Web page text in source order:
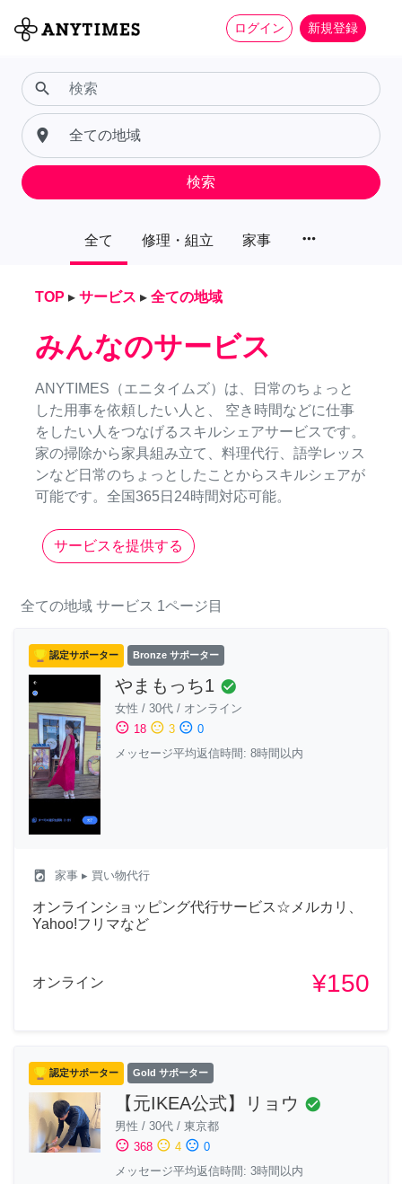
ログイン 新規登録
全て 修理・組立 家事 more_horiz
search
place
検索
TOP ▸ サービス ▸ 全ての地域
みんなのサービス
ANYTIMES（エニタイムズ）は、日常のちょっと
した用事を依頼したい人と、 空き時間などに仕事
をしたい人をつなげるスキルシェアサービスです。
家の掃除から家具組み立て、料理代行、語学レッス
ンなど日常のちょっとしたことからスキルシェアが
可能です。全国365日24時間対応可能。
サービスを提供する
全ての地域 サービス 1ページ目
認定サポーター Bronze サポーター
やまもっち1 check_circle
女性 / 30代 / オンライン
sentiment_satisfied 18 sentiment_neutral 3 sentiment_dissatisfied 0
メッセージ平均返信時間: 8時間以内
local_laundry_service 家事 ▸ 買い物代行
オンラインショッピング代行サービス☆メルカリ、
Yahoo!フリマなど
オンライン ¥150
認定サポーター Gold サポーター
【元IKEA公式】リョウ check_circle
男性 / 30代 / 東京都
sentiment_satisfied 368 sentiment_neutral 4 sentiment_dissatisfied 0
メッセージ平均返信時間: 3時間以内